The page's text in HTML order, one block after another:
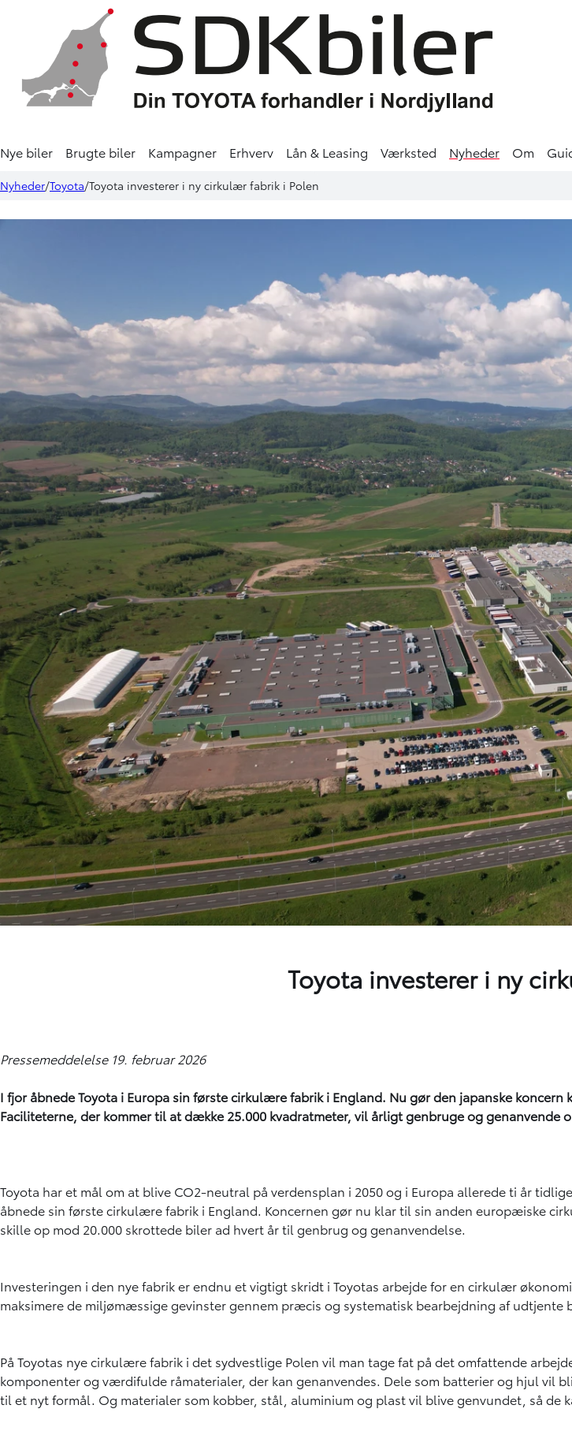
Nye biler Brugte biler Kampagner Erhverv Lån & Leasing Værksted Nyheder Om
Nyheder Toyota Toyota investerer i ny cirkulær fabrik i Polen
Toyota investerer i ny
Pressemeddelelse 19. februar 2026
I fjor åbnede Toyota i Europa sin første cirkulære fabrik i England. Nu gør den japanske
Faciliteterne, der kommer til at dække 25.000 kvadratmeter, vil årligt genbruge og genanvende
Toyota har et mål om at blive CO2-neutral på verdensplan i 2050 og i Europa allerede ti år
åbnede sin første cirkulære fabrik i England. Koncernen gør nu klar til sin anden europæiske
skille op mod 20.000 skrottede biler ad hvert år til genbrug og genanvendelse.
Investeringen i den nye fabrik er endnu et vigtigt skridt i Toyotas arbejde for en cirkulær
maksimere de miljømæssige gevinster gennem præcis og systematisk bearbejdning af udtjente
På Toyotas nye cirkulære fabrik i det sydvestlige Polen vil man tage fat på det omfattende
komponenter og værdifulde råmaterialer, der kan genanvendes. Dele som batterier og hjul
til et nyt formål. Og materialer som kobber, stål, aluminium og plast vil blive genvundet, så de